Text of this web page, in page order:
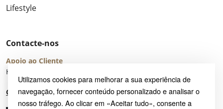
Utilizamos cookies para melhorar a sua experiência de
navegação, fornecer conteúdo personalizado e analisar o
nosso tráfego. Ao clicar em «Aceitar tudo», consente a
Lifestyle
Contacte-nos
Apoio ao Cliente
Horário de Atendimento: seg – sex 8:00 – 16:00 (UTC+2)
Centro de Ajuda